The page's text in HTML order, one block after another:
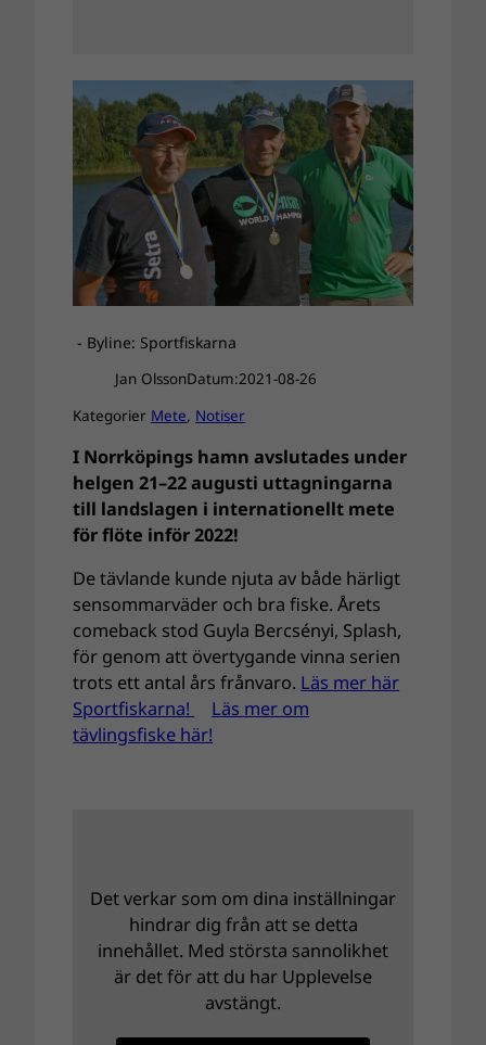
- Byline: Sportfiskarna
Jan OlssonDatum:2021-08-26
Kategorier Mete, Notiser
I Norrköpings hamn avslutades under
helgen 21–22 augusti uttagningarna
till landslagen i internationellt mete
för flöte inför 2022!
De tävlande kunde njuta av både härligt
sensommarväder och bra fiske. Årets
comeback stod Guyla Bercsényi, Splash,
för genom att övertygande vinna serien
trots ett antal års frånvaro. Läs mer här
Sportfiskarna!
Läs mer om
tävlingsfiske här!
Det verkar som om dina inställningar
hindrar dig från att se detta
innehållet. Med största sannolikhet
är det för att du har Upplevelse
avstängt.